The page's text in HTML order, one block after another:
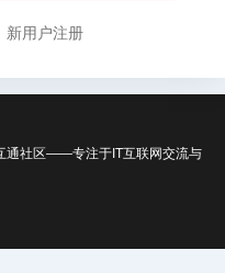
新用户注册
通社区——专注于IT互联网交流与